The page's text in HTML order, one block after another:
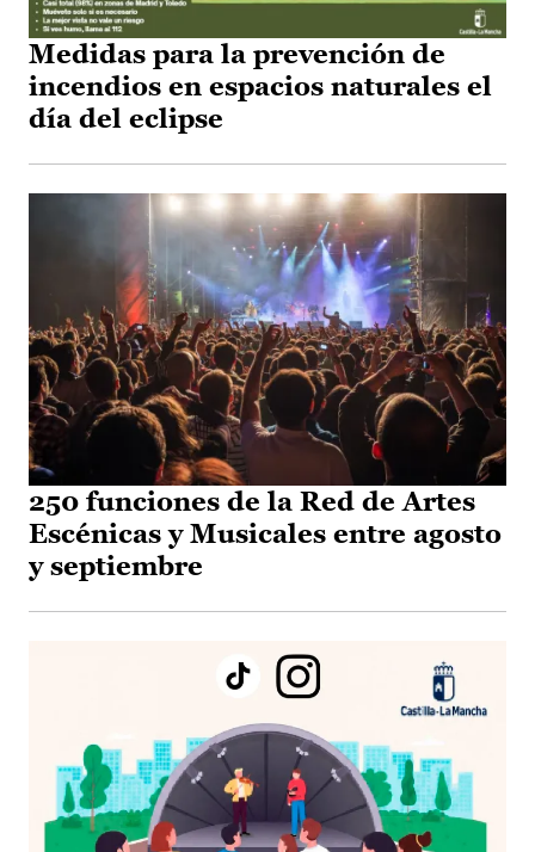
Medidas para la prevención de
incendios en espacios naturales el
día del eclipse
250 funciones de la Red de Artes
Escénicas y Musicales entre agosto
y septiembre